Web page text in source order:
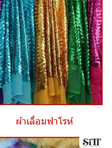
ผ้าเลื่อมฟาโรห์